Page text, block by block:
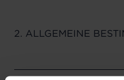
2. ALLGEMEINE